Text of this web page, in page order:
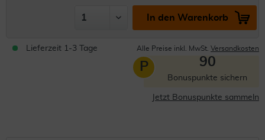
In den Warenkorb
Lieferzeit 1-3 Tage Alle Preise inkl. MwSt. Versandkosten
P 90
Bonuspunkte sichern
Jetzt Bonuspunkte sammeln